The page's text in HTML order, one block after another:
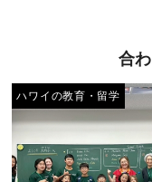
合
ハワイの教育・留学